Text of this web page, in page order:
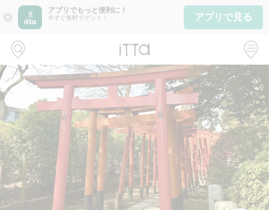
close
アプリでもっと便利に！
今すぐ無料でゲット！ アプリで見る